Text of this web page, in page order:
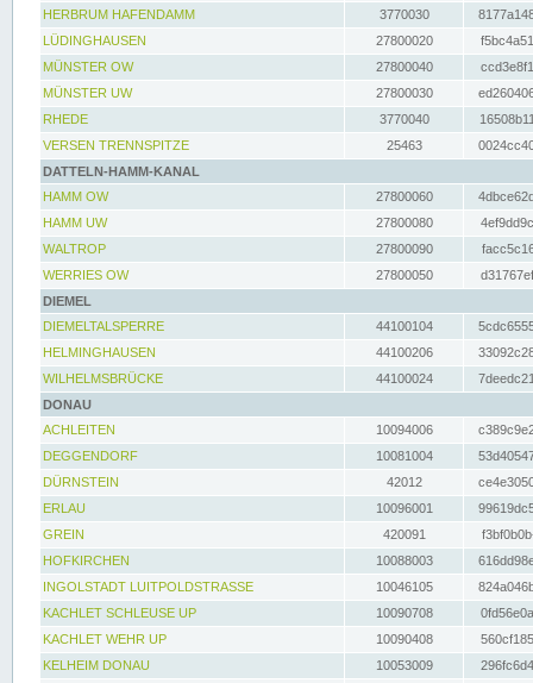
HERBRUM HAFENDAMM
3770030
LÜDINGHAUSEN
27800020
MÜNSTER OW
27800040
MÜNSTER UW
27800030
RHEDE
3770040
VERSEN TRENNSPITZE
25463
DATTELN-HAMM-KANAL
HAMM OW
27800060
HAMM UW
27800080
WALTROP
27800090
WERRIES OW
27800050
DIEMEL
DIEMELTALSPERRE
44100104
HELMINGHAUSEN
44100206
WILHELMSBRÜCKE
44100024
DONAU
ACHLEITEN
10094006
DEGGENDORF
10081004
DÜRNSTEIN
42012
ERLAU
10096001
GREIN
420091
HOFKIRCHEN
10088003
INGOLSTADT LUITPOLDSTRASSE
10046105
KACHLET SCHLEUSE UP
10090708
KACHLET WEHR UP
10090408
KELHEIM DONAU
10053009